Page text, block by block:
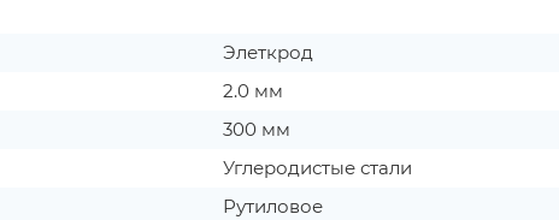
Элеткрод
2.0 мм
300 мм
Углеродистые стали
Рутиловое